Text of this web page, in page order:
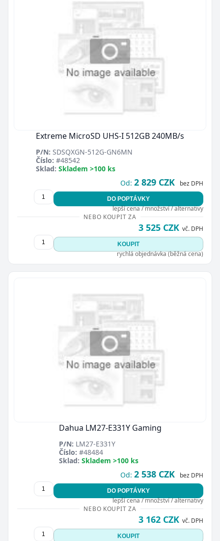
Extreme MicroSD UHS-I 512GB 240MB/s
P/N: SDSQXGN-512G-GN6MN
Číslo: #48542
Sklad: Skladem >100 ks
Od: 2 829 CZK bez DPH
DO POPTÁVKY
lepší cena / množství / alternativy
NEBO KOUPIT ZA
3 525 CZK vč. DPH
KOUPIT
rychlá objednávka (běžná cena)
Dahua LM27-E331Y Gaming
P/N: LM27-E331Y
Číslo: #48484
Sklad: Skladem >100 ks
Od: 2 538 CZK bez DPH
DO POPTÁVKY
lepší cena / množství / alternativy
NEBO KOUPIT ZA
3 162 CZK vč. DPH
KOUPIT